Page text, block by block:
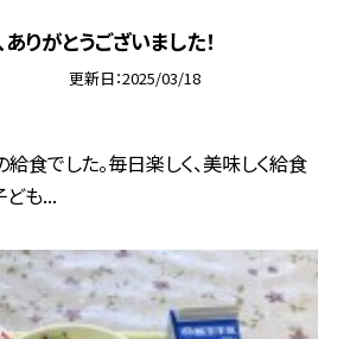
りがとうございました！
更新日 2025/03/18
食でした。毎日楽しく、美味しく給食
ども...